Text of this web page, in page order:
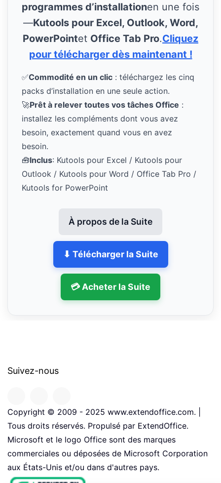
programmes d’installationen une fois
—Kutools pour Excel, Outlook, Word,
PowerPointet Office Tab Pro.Cliquez
pour télécharger dès maintenant !
✅Commodité en un clic : téléchargez les cinq
packs d’installation en une seule action.
🚀Prêt à relever toutes vos tâches Office :
installez les compléments dont vous avez
besoin, exactement quand vous en avez
besoin.
🧰Inclus: Kutools pour Excel / Kutools pour
Outlook / Kutools pour Word / Office Tab Pro /
Kutools for PowerPoint
À propos de la Suite
⬇ Télécharger la Suite
💳 Acheter la Suite
Suivez-nous
Copyright © 2009 - 2025 www.extendoffice.com. |
Tous droits réservés. Propulsé par ExtendOffice.
Microsoft et le logo Office sont des marques
commerciales ou déposées de Microsoft Corporation
aux États-Unis et/ou dans d'autres pays.